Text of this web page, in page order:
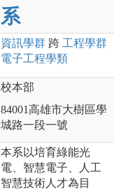
系
資訊學群 跨 工程學群
電子工程學類
校本部
84001高雄市大樹區學
城路一段一號
本系以培育綠能光
電、智慧電子、人工
智慧技術人才為目